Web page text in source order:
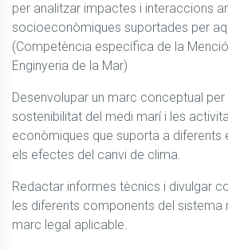
per analitzar impactes i interaccions
socioeconòmiques suportades per
(Competència específica de la
Enginyeria de la Mar)
Desenvolupar un marc conceptual
sostenibilitat del medi marí i les
econòmiques que suporta a diferents
els efectes del canvi de clima.
Redactar informes tècnics i divulgar
les diferents components del sistema
marc legal aplicable.